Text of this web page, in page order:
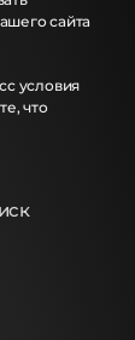
сайта
условия
что